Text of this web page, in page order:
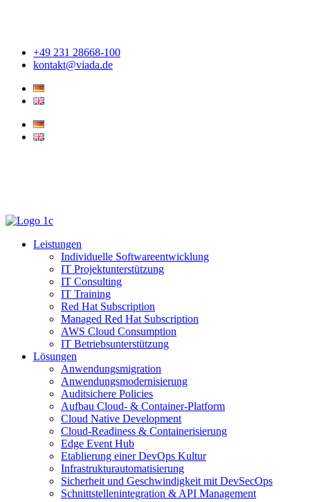
+49 231 28668-100
kontakt@viada.de
Leistungen
Individuelle Softwareentwicklung
IT Projektunterstützung
IT Consulting
IT Training
Red Hat Subscription
Managed Red Hat Subscription
AWS Cloud Consumption
IT Betriebsunterstützung
Lösungen
Anwendungsmigration
Anwendungsmodernisierung
Auditsichere Policies
Aufbau Cloud- & Container-Platform
Cloud Native Development
Cloud-Readiness & Containerisierung
Edge Event Hub
Etablierung einer DevOps Kultur
Infrastrukturautomatisierung
Sicherheit und Geschwindigkeit mit DevSecOps
Schnittstellenintegration & API Management